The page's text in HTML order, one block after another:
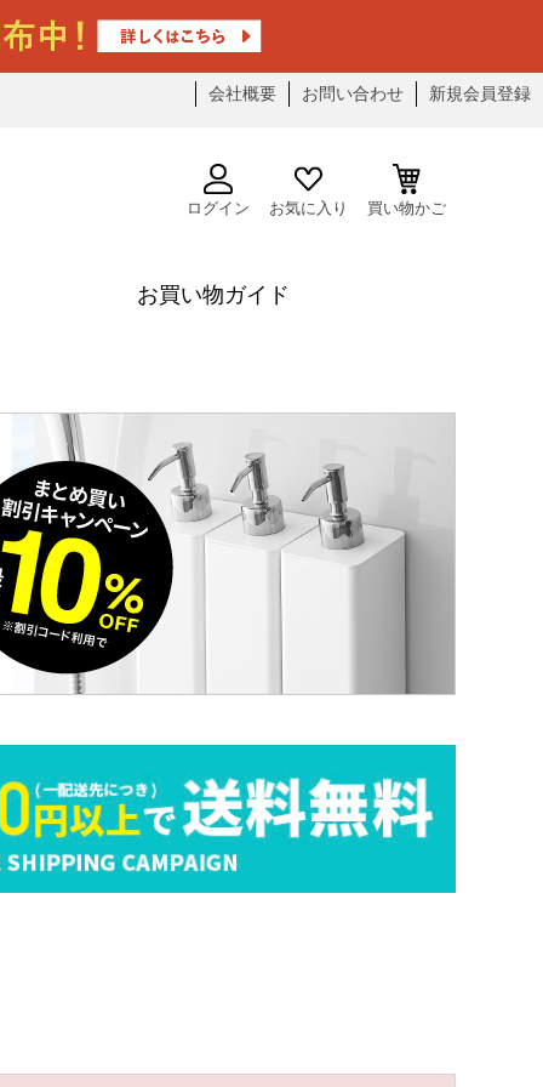
会社概要 お問い合わせ 新規会員登録
ログイン お気に入り 買い物かご
お買い物ガイド